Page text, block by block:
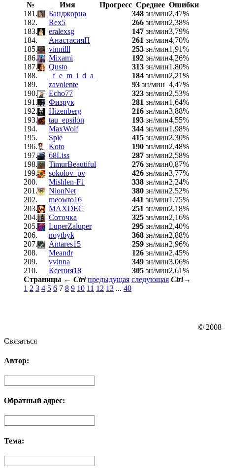
№ Имя Прогресс Среднее Ошибки
181.
Банджорна 348 зн/мин2,47%
182.
Rex5 266 зн/мин2,38%
183.
eralexsg 147 зн/мин3,79%
184.
АнастасияП 261 зн/мин4,70%
185.
vinnilll 253 зн/мин1,91%
186.
Mixami 192 зн/мин4,26%
187.
Qusto 313 зн/мин1,80%
188.
_f_e_m_i_d_a_ 184 зн/мин2,21%
189.
zavolente 93 зн/мин 4,47%
190.
Echo77 323 зн/мин2,53%
191.
Физрук 281 зн/мин1,64%
192.
Hizenberg 216 зн/мин3,88%
193.
tau_epsilon 193 зн/мин4,55%
194.
MaxWolf 344 зн/мин1,98%
195.
Spie 415 зн/мин2,30%
196.
Koto 190 зн/мин2,48%
197.
68Liss 287 зн/мин2,58%
198.
TimurBeautiful 276 зн/мин0,87%
199.
sokolov_pv 426 зн/мин3,77%
200.
Mishlen-F1 338 зн/мин2,24%
201.
NionNet 380 зн/мин2,52%
202.
meowto16 441 зн/мин1,75%
203.
MAXDEC 251 зн/мин2,18%
204.
Соточка 325 зн/мин2,16%
205.
LuperZaluper 295 зн/мин2,40%
206.
noytbyk 368 зн/мин2,88%
207.
Antares15 259 зн/мин2,96%
208.
Meandr 126 зн/мин2,45%
209.
vvinna 349 зн/мин3,06%
210.
Ксения18 305 зн/мин2,61%
Страницы ← Ctrl предыдущая следующая Ctrl→
1 2 3 4 5 6 7 8 9 10 11 12 13 ... 40
©
Связаться
Автор:
Обратный адрес:
Тема: